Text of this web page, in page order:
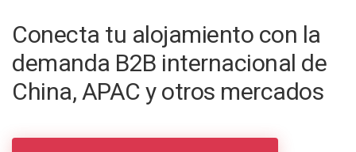
Conecta tu alojamiento con la
demanda B2B internacional de
China, APAC y otros mercados